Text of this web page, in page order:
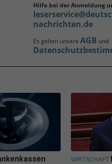
Hilfe bei der Anmeldung
nachrichten.de
Es gelten unsere AGB und
WIRTSCHAFT